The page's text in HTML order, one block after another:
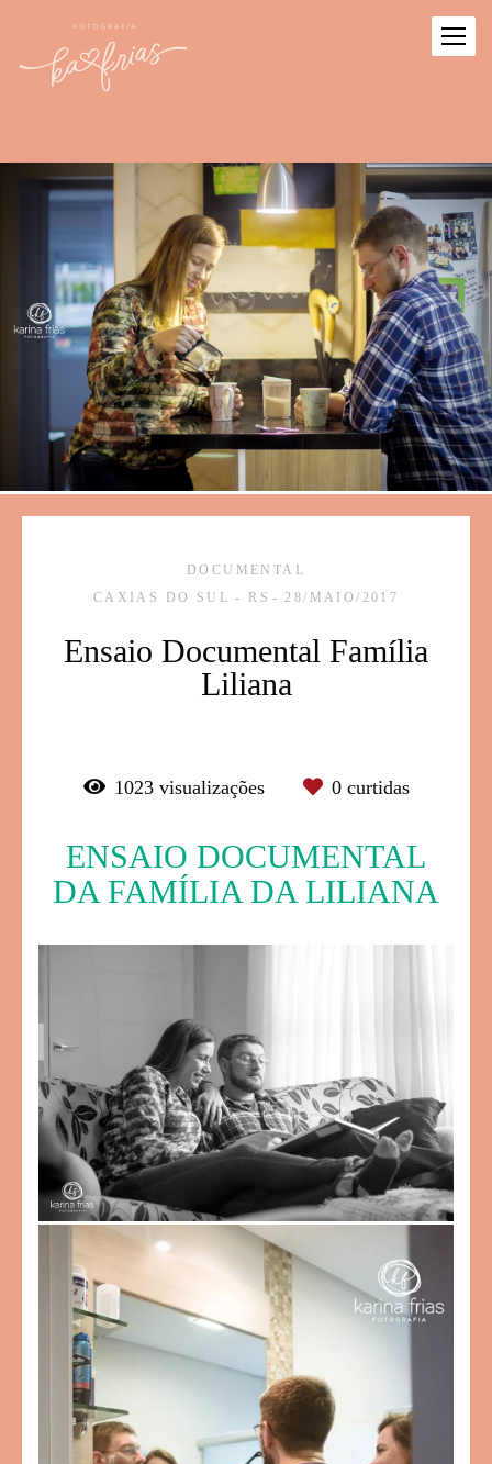
DOCUMENTAL
CAXIAS DO SUL - RS
28/MAIO/2017
Ensaio Documental Família
Liliana
1023visualizações 0curtidas
ENSAIO DOCUMENTAL
DA FAMÍLIA DA LILIANA